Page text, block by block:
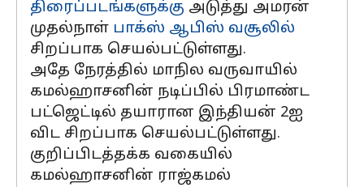
திரைப்படங்களுக்கு அடுத்து அமரன்
முதல்நாள் பாக்ஸ் ஆபிஸ் வசூலில்
சிறப்பாக செயல்பட்டுள்ளது.
அதே நேரத்தில் மாநில வருவாயில்
கமல்ஹாசனின் நடிப்பில் பிரமாண்ட
பட்ஜெட்டில் தயாரான இந்தியன் 2ஐ
விட சிறப்பாக செயல்பட்டுள்ளது.
குறிப்பிடத்தக்க வகையில்
கமல்ஹாசனின் ராஜ்கமல்